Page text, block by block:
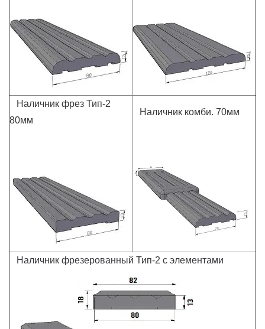
Наличник фрез Тип-2
80мм
Наличник комби. 70мм
Наличник фрезерованный Тип-2 с элементами